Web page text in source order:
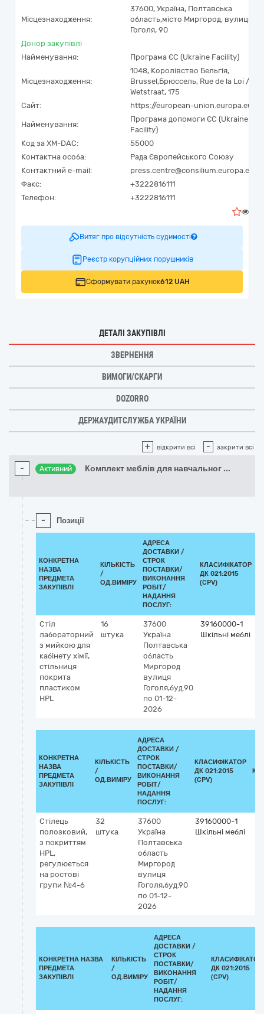
Місцезнаходження:
37600, Україна, Полтавська
область,місто Миргород, вулиця
Гоголя, 90
Донор закупівлі
Найменування:
Програма ЄС (Ukraine Facility)
Місцезнаходження:
1048, Королівство Бельгія,
Brussel,Брюссель, Rue de la Loi /
Wetstraat, 175
Сайт:
https://european-union.europa.eu
Найменування:
Програма допомоги ЄС (Ukraine
Facility)
Код за XM-DAC:
55000
Контактна особа:
Рада Європейського Союзу
Контактний e-mail:
press.centre@consilium.europa.eu
Факс:
+3222816111
Телефон:
+3222816111
Витяг про відсутність судимості
Реєстр корупційних порушників
Сформувати рахунок612 UAH
ДЕТАЛІ ЗАКУПІВЛІ
ЗВЕРНЕННЯ
ВИМОГИ/СКАРГИ
DOZORRO
ДЕРЖАУДИТСЛУЖБА УКРАЇНИ
+ відкрити всі - закрити всі
- Активний Комплект меблів для навчальног ...
- Позиції
КОНКРЕТНА
НАЗВА
ПРЕДМЕТА
ЗАКУПІВЛІ
КІЛЬКІСТЬ
/
ОД.ВИМІРУ
АДРЕСА
ДОСТАВКИ /
СТРОК
ПОСТАВКИ/
ВИКОНАННЯ
РОБІТ/
НАДАННЯ
ПОСЛУГ:
КЛАСИФІКАТОР
ДК 021:2015
(CPV)
Стіл
лабораторний
з мийкою для
кабінету хімії,
стільниця
покрита
пластиком
HPL
16
штука
37600
Україна
Полтавська
область
Миргород
вулиця
Гоголя,буд.90
по 01-12-
2026
39160000-1
Шкільні меблі
КОНКРЕТНА
НАЗВА
ПРЕДМЕТА
ЗАКУПІВЛІ
КІЛЬКІСТЬ
/
ОД.ВИМІРУ
АДРЕСА
ДОСТАВКИ /
СТРОК
ПОСТАВКИ/
ВИКОНАННЯ
РОБІТ/
НАДАННЯ
ПОСЛУГ:
КЛАСИФІКАТОР
ДК 021:2015
(CPV)
Стілець
полозковий,
з покриттям
HPL,
регулюється
на ростові
групи №4-6
32
штука
37600
Україна
Полтавська
область
Миргород
вулиця
Гоголя,буд.90
по 01-12-
2026
39160000-1
Шкільні меблі
КОНКРЕТНА НАЗВА
ПРЕДМЕТА
ЗАКУПІВЛІ
КІЛЬКІСТЬ
/
ОД.ВИМІРУ
АДРЕСА
ДОСТАВКИ /
СТРОК
ПОСТАВКИ/
ВИКОНАННЯ
РОБІТ/
НАДАННЯ
ПОСЛУГ:
КЛАСИФІКАТОР
ДК 021:2015
(CPV)